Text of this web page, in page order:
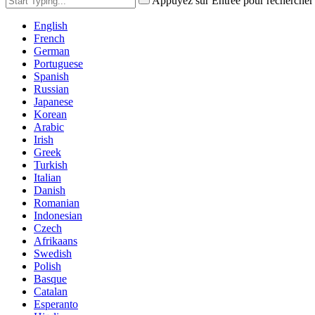
English
French
German
Portuguese
Spanish
Russian
Japanese
Korean
Arabic
Irish
Greek
Turkish
Italian
Danish
Romanian
Indonesian
Czech
Afrikaans
Swedish
Polish
Basque
Catalan
Esperanto